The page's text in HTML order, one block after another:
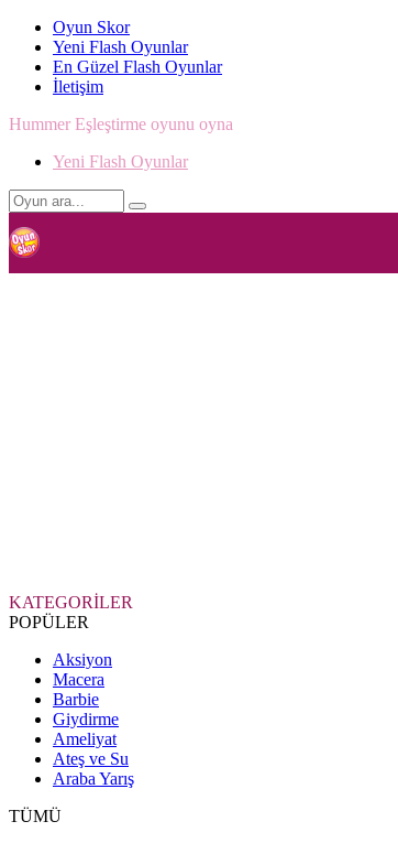
Oyun Skor
Yeni Flash Oyunlar
En Güzel Flash Oyunlar
İletişim
Hummer Eşleştirme oyunu oyna
Yeni Flash Oyunlar
KATEGORİLER
POPÜLER
Aksiyon
Macera
Barbie
Giydirme
Ameliyat
Ateş ve Su
Araba Yarış
TÜMÜ